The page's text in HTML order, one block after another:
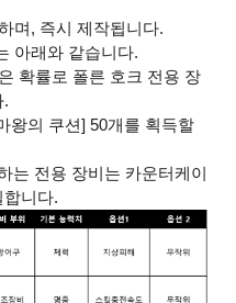
며, 즉시 제작됩니다.
아래와 같습니다.
확률로 폴른 호크 전용 장
.
왕의 쿠션] 50개를 획득할
는 전용 장비는 카운터케이
니다.